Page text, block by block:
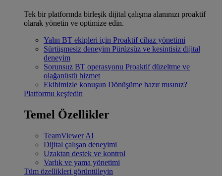
Tek bir platformda birleşik dijital çalışma alanınızı proaktif
olarak yönetin ve optimize edin.
Yalın BT ekipleri için Proaktif cihaz yönetimi
Sürtüşmesiz deneyim Pürüzsüz ve kesintisiz dijital
deneyim
Sorunsuz BT operasyonu Proaktif düzeltme ve
olağanüstü hizmet
Ekibimizle konuşun Dönüşüme hazır mısınız?
Platformu keşfedin
Temel Özellikler
TeamViewer AI
Dijital çalışan deneyimi
Uzaktan destek ve kontrol
Varlık ve yama yönetimi
Tüm özellikleri görüntüleyin